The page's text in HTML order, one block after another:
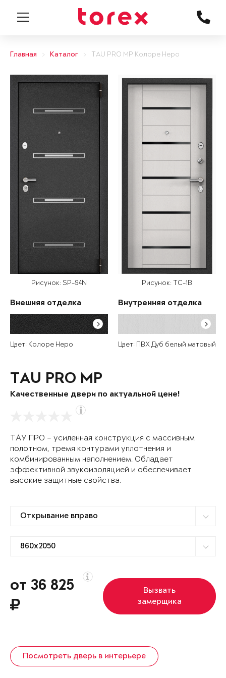
Главная Каталог TAU PRO MP Колоре Неро
Рисунок: SP-94N
Внешняя отделка
Цвет: Колоре Неро
Рисунок: TC-1B
Внутренняя отделка
Цвет: ПВХ Дуб белый матовый
TAU PRO MP
Качественные двери по актуальной цене!
ТАУ ПРО – усиленная конструкция с массивным
полотном, тремя контурами уплотнения и
комбинированным наполнением. Обладает
эффективной звукоизоляцией и обеспечивает
высокие защитные свойства.
от 36 825
Вызвать
замерщика
Посмотреть дверь в интерьере